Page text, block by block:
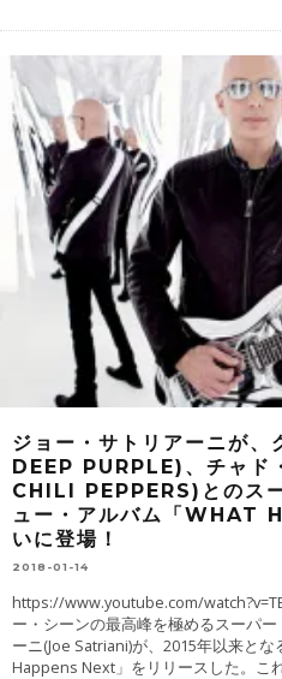
ジョー・サトリアーニが、
DEEP PURPLE)、チャド
CHILI PEPPERS)とのス
ュー・アルバム「WHAT
いに登場！
2018-01-14
https://www.youtube.com/
ー・シーンの最高峰を極めるスーパ
ーニ(Joe Satriani)が、2015年以来と
Happens Next」をリリースした。こ